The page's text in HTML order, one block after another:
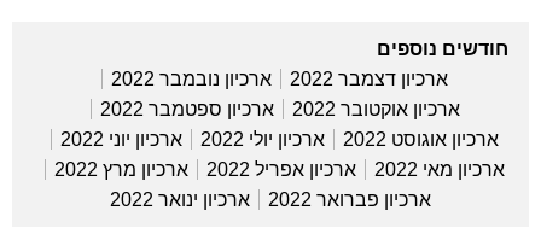
חודשים נוספים
ארכיון דצמבר 2022
ארכיון נובמבר 2022
ארכיון אוקטובר 2022
ארכיון ספטמבר 2022
ארכיון אוגוסט 2022
ארכיון יולי 2022
ארכיון יוני 2022
ארכיון מאי 2022
ארכיון אפריל 2022
ארכיון מרץ 2022
ארכיון פברואר 2022
ארכיון ינואר 2022